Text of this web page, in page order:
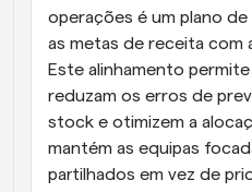
operações é um plano
as metas de receita com
Este alinhamento
reduzam os erros de
stock e otimizem a
mantém as equipas
partilhados em vez de